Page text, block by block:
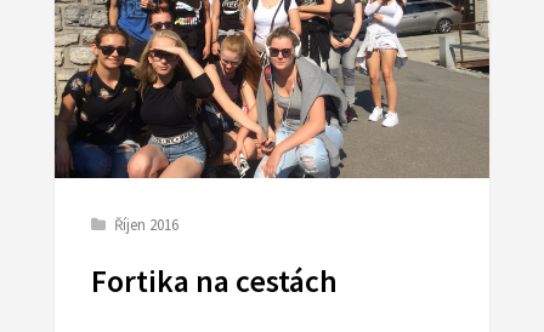
Říjen 2016
Fortika na cestách